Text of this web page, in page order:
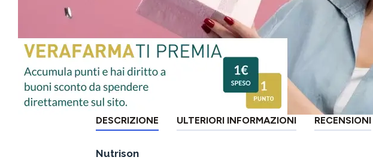
DESCRIZIONE ULTERIORI INFORMAZIONI RECENSIONI
Nutrison